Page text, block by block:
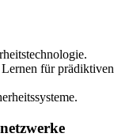
für prädiktiven